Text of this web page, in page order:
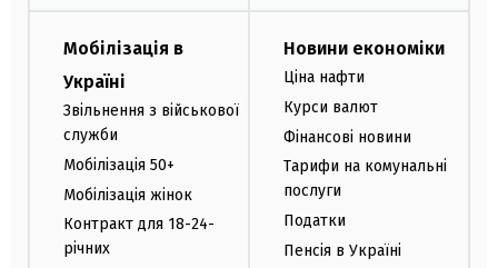
Мобілізація в
Україні
Звільнення з військової
служби
Мобілізація 50+
Мобілізація жінок
Контракт для 18-24-
річних
Новини економіки
Ціна нафти
Курси валют
Фінансові новини
Тарифи на комунальні
послуги
Податки
Пенсія в Україні